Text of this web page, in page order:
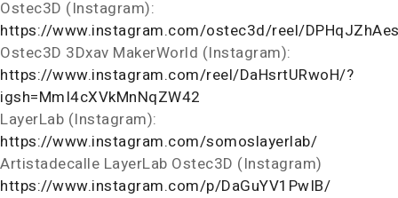
Ostec3D (Instagram):
https://www.instagram.com/ostec3d/reel/
Ostec3D 3Dxav MakerWorld (Instagram):
https://www.instagram.com/reel/DaHsrtURwoH/?
igsh=MmI4cXVkMnNqZW42
LayerLab (Instagram):
https://www.instagram.com/somoslayerlab/
Artistadecalle LayerLab Ostec3D (Instagram)
https://www.instagram.com/p/DaGuYV1PwIB/